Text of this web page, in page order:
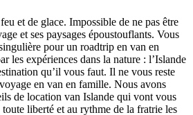
et de glace. Impossible de ne pas être
et ses paysages époustouflants. Vous
pour un roadtrip en van en
les expériences dans la nature : l’Islande
qu’il vous faut. Il ne vous reste
en van en famille. Nous avons
de location van Islande qui vont vous
liberté et au rythme de la fratrie les